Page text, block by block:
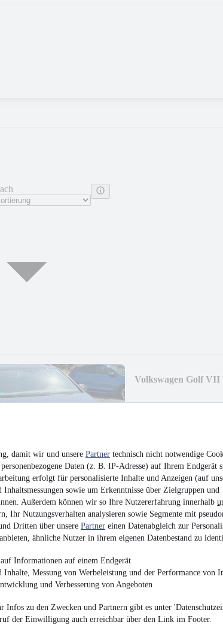
damit wir und unsere Partner technisch nicht notwendige
Daten (z. B. IP-Adresse) auf Ihrem Endgerät
erfolgt für personalisierte Inhalte und Anzeigen (auf
Inhaltsmessungen sowie um Erkenntnisse über Zielgruppen und
Außerdem können wir so Ihre Nutzererfahrung innerhalb
Ihr Nutzungsverhalten analysieren sowie Segmente mit
Dritten über unsere Partner einen Datenabgleich zur
ähnliche Nutzer in ihrem eigenen Datenbestand zu
Informationen auf einem Endgerät
Inhalte, Messung von Werbeleistung und der Performance von
und Verbesserung von Angeboten
Infos zu den Zwecken und Partnern gibt es unter
der Einwilligung auch erreichbar über den Link im Footer.
Volkswagen Golf
9.990 €
Skoda Fabia
21.500 €¹
Neuwagen•85 kW
5,5 l/100km (komb.)